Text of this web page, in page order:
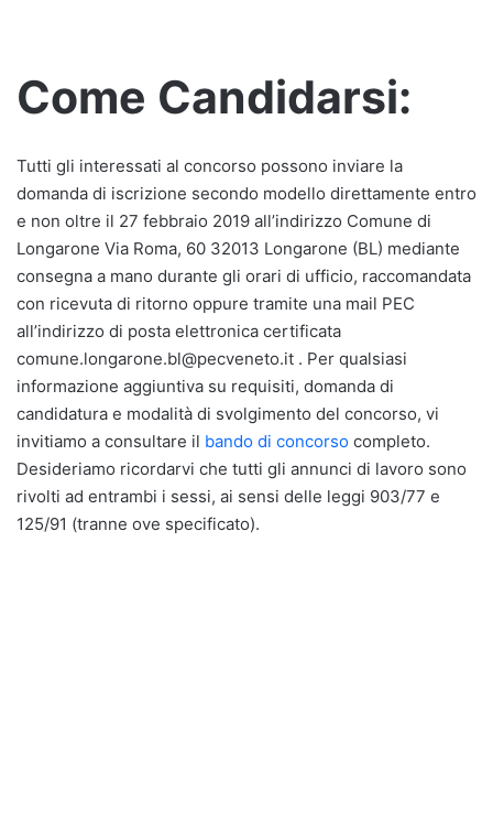
Come Candidarsi:
Tutti gli interessati al concorso possono inviare la
domanda di iscrizione secondo modello direttamente entro
e non oltre il 27 febbraio 2019 all’indirizzo Comune di
Longarone Via Roma, 60 32013 Longarone (BL) mediante
consegna a mano durante gli orari di ufficio, raccomandata
con ricevuta di ritorno oppure tramite una mail PEC
all’indirizzo di posta elettronica certificata
comune.longarone.bl@pecveneto.it . Per qualsiasi
informazione aggiuntiva su requisiti, domanda di
candidatura e modalità di svolgimento del concorso, vi
invitiamo a consultare il bando di concorso completo.
Desideriamo ricordarvi che tutti gli annunci di lavoro sono
rivolti ad entrambi i sessi, ai sensi delle leggi 903/77 e
125/91 (tranne ove specificato).